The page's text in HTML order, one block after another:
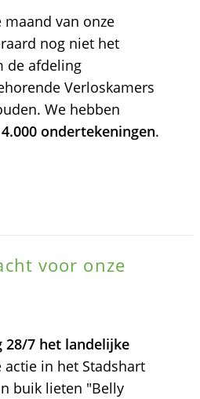
van onze
nog niet het
de afdeling
Verloskamers
We hebben
ondertekeningen.
voor onze
28/7 het landelijke
actie in het Stadshart
buik lieten "Belly